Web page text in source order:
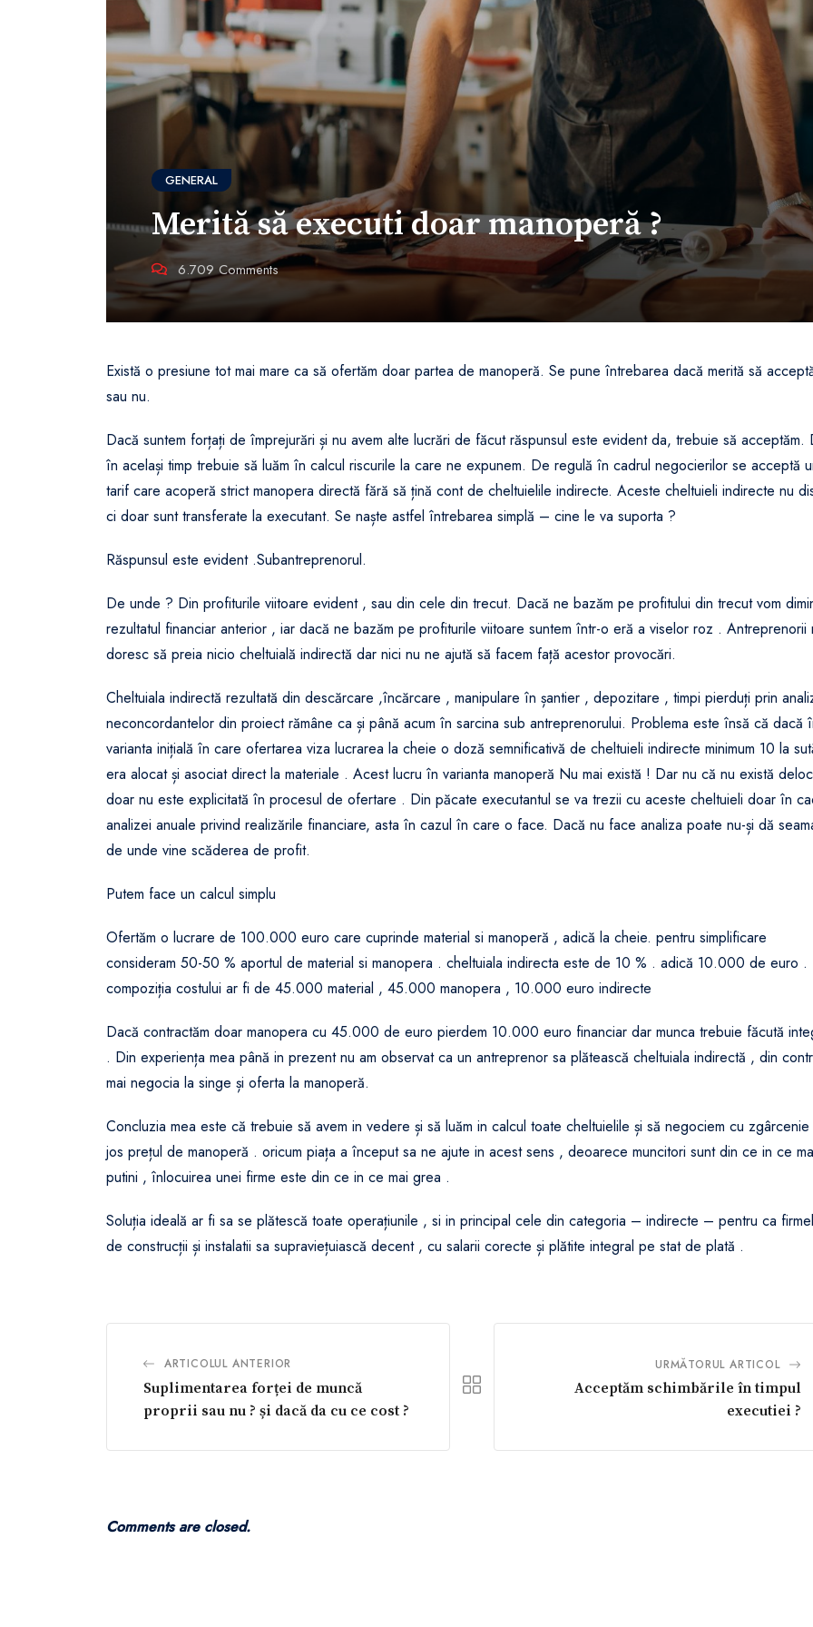
GENERAL
Merită să executi doar manoperă ?
6.709Comments
Există o presiune tot mai mare ca să ofertăm doar partea de manoperă. Se pune întrebarea dacă merită să
sau nu.
Dacă suntem forțați de împrejurări și nu avem alte lucrări de făcut răspunsul este evident da, trebuie să acceptăm.
în același timp trebuie să luăm în calcul riscurile la care ne expunem. De regulă în cadrul negocierilor se acceptă
tarif care acoperă strict manopera directă fără să țină cont de cheltuielile indirecte. Aceste cheltuieli indirecte nu
ci doar sunt transferate la executant. Se naște astfel întrebarea simplă – cine le va suporta ?
Răspunsul este evident .Subantreprenorul.
De unde ? Din profiturile viitoare evident , sau din cele din trecut. Dacă ne bazăm pe profitului din trecut vom
rezultatul financiar anterior , iar dacă ne bazăm pe profiturile viitoare suntem într-o eră a viselor roz . Antreprenorii
doresc să preia nicio cheltuială indirectă dar nici nu ne ajută să facem față acestor provocări.
Cheltuiala indirectă rezultată din descărcare ,încărcare , manipulare în șantier , depozitare , timpi pierduți prin
neconcordantelor din proiect rămâne ca și până acum în sarcina sub antreprenorului. Problema este însă că dacă
varianta inițială în care ofertarea viza lucrarea la cheie o doză semnificativă de cheltuieli indirecte minimum 10 la
era alocat și asociat direct la materiale . Acest lucru în varianta manoperă Nu mai există ! Dar nu că nu există
doar nu este explicitată în procesul de ofertare . Din păcate executantul se va trezii cu aceste cheltuieli doar în
analizei anuale privind realizările financiare, asta în cazul în care o face. Dacă nu face analiza poate nu-și dă
de unde vine scăderea de profit.
Putem face un calcul simplu
Ofertăm o lucrare de 100.000 euro care cuprinde material si manoperă , adică la cheie. pentru simplificare
consideram 50-50 % aportul de material si manopera . cheltuiala indirecta este de 10 % . adică 10.000 de euro .
compoziția costului ar fi de 45.000 material , 45.000 manopera , 10.000 euro indirecte
Dacă contractăm doar manopera cu 45.000 de euro pierdem 10.000 euro financiar dar munca trebuie făcută
. Din experiența mea până in prezent nu am observat ca un antreprenor sa plătească cheltuiala indirectă , din
mai negocia la singe și oferta la manoperă.
Concluzia mea este că trebuie să avem in vedere și să luăm in calcul toate cheltuielile și să negociem cu zgârcenie
jos prețul de manoperă . oricum piața a început sa ne ajute in acest sens , deoarece muncitori sunt din ce in ce
putini , înlocuirea unei firme este din ce in ce mai grea .
Soluția ideală ar fi sa se plătescă toate operațiunile , si in principal cele din categoria – indirecte – pentru ca
de construcții și instalatii sa supraviețuiască decent , cu salarii corecte și plătite integral pe stat de plată .
ARTICOLUL ANTERIOR
Suplimentarea forței de muncă
proprii sau nu ? și dacă da cu ce cost ?
URMĂTORUL ARTICOL
Acceptăm schimbările în timpul
executiei ?
Comments are closed.